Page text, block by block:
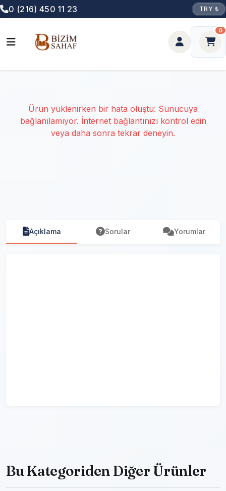
0 (216) 450 11 23 TRY ₺
0
Ürün yüklenirken bir hata oluştu: Sunucuya
bağlanılamıyor. İnternet bağlantınızı kontrol edin
veya daha sonra tekrar deneyin.
Açıklama Sorular Yorumlar
Bu Kategoriden Diğer Ürünler